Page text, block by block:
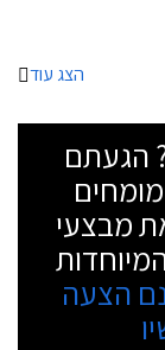
הצג עוד
הגעתם
מבצעי
הצעה